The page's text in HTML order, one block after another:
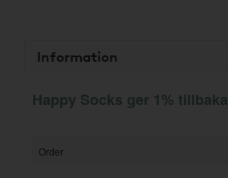
Information
Happy Socks ger 1% tillbaka
Order